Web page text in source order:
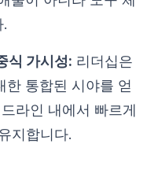
식 가시성: 리더십은
한 통합된 시야를 얻
라인 내에서 빠르게
지합니다.